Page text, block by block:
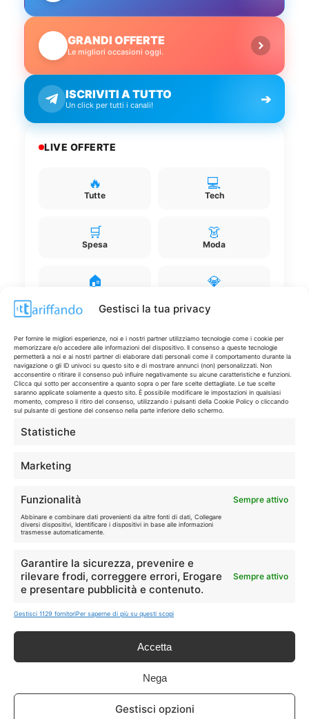
Gestisci la tua privacy
Per fornire le migliori esperienze, noi e i nostri partner utilizziamo tecnologie come i cookie per
memorizzare e/o accedere alle informazioni del dispositivo. Il consenso a queste tecnologie
permetterà a noi e ai nostri partner di elaborare dati personali come il comportamento durante la
navigazione o gli ID univoci su questo sito e di mostrare annunci (non) personalizzati. Non
acconsentire o ritirare il consenso può influire negativamente su alcune caratteristiche e funzioni.
Clicca qui sotto per acconsentire a quanto sopra o per fare scelte dettagliate. Le tue scelte
saranno applicate solamente a questo sito. È possibile modificare le impostazioni in qualsiasi
momento, compreso il ritiro del consenso, utilizzando i pulsanti della Cookie Policy o cliccando
sul pulsante di gestione del consenso nella parte inferiore dello schermo.
Statistiche
Marketing
Funzionalità Sempre attivo
Abbinare e combinare dati provenienti da altre fonti di dati, Collegare
diversi dispositivi, Identificare i dispositivi in base alle informazioni
trasmesse automaticamente.
Garantire la sicurezza, prevenire e
rilevare frodi, correggere errori, Erogare
e presentare pubblicità e contenuto.
Sempre attivo
Gestisci 1129 fornitoriPer saperne di più su questi scopi
Accetta
Nega
Gestisci opzioni
GRANDI OFFERTE
Le migliori occasioni oggi.
ISCRIVITI A TUTTO
Un click per tutti i canali! ➔
LIVE OFFERTE
🔥
Tutte
💻
Tech
🛒
Spesa
👗
Moda
🏠 💎
Disclaimer
segnalate possono subire variazioni: verifica sempre le condizioni
Info
In qualità di Affiliato Amazon ed eBay, Tariffando riceve un
Note Legali |Cookie Policy
Contattaci